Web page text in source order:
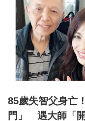
85歲失智父身亡
門」 遇大師「